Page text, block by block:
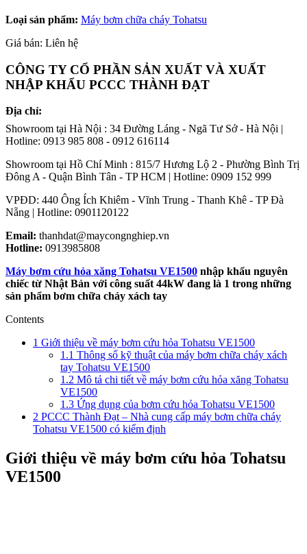
Loại sản phẩm: Máy bơm chữa cháy Tohatsu
Giá bán: Liên hệ
CÔNG TY CỔ PHẦN SẢN XUẤT VÀ XUẤT
NHẬP KHẨU PCCC THÀNH ĐẠT
Địa chỉ:
Showroom tại Hà Nội : 34 Đường Láng - Ngã Tư Sở - Hà Nội |
Hotline: 0913 985 808 - 0912 616114
Showroom tại Hồ Chí Minh : 815/7 Hương Lộ 2 - Phường Bình Trị
Đông A - Quận Bình Tân - TP HCM | Hotline: 0909 152 999
VPĐD: 440 Ông Ích Khiêm - Vĩnh Trung - Thanh Khê - TP Đà
Nẵng | Hotline: 0901120122
Email: thanhdat@maycongnghiep.vn
Hotline: 0913985808
Máy bơm cứu hỏa xăng Tohatsu VE1500 nhập khẩu nguyên
chiếc từ Nhật Bản với công suất 44kW đang là 1 trong những
sản phẩm bơm chữa cháy xách tay
Contents
1 Giới thiệu về máy bơm cứu hỏa Tohatsu VE1500
1.1 Thông số kỹ thuật của máy bơm chữa cháy xách
tay Tohatsu VE1500
1.2 Mô tả chi tiết về máy bơm cứu hỏa xăng Tohatsu
VE1500
1.3 Ứng dụng của bơm cứu hỏa Tohatsu VE1500
2 PCCC Thành Đạt – Nhà cung cấp máy bơm chữa cháy
Tohatsu VE1500 có kiểm định
Giới thiệu về máy bơm cứu hỏa Tohatsu
VE1500